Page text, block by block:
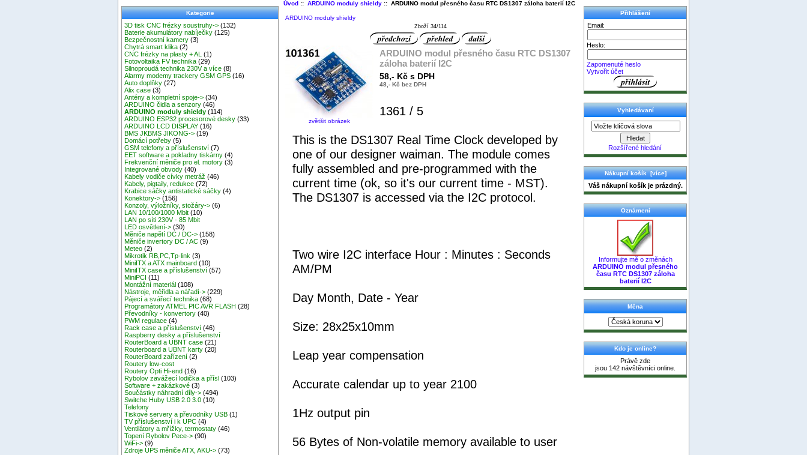
Kategorie
3D tisk CNC frézky soustruhy-> (132)
Baterie akumulátory nabíječky (125)
Bezpečnostní kamery (3)
Chytrá smart klika (2)
CNC frézky na plasty + AL
(1)
Fotovoltaika FV technika (29)
Silnoproudá technika 230V a více (8)
Alarmy modemy trackery GSM GPS (16)
Auto doplňky (27)
Alix case (3)
Antény a kompletní spoje-> (34)
ARDUINO čidla a senzory (46)
ARDUINO moduly shieldy (114)
ARDUINO ESP32 procesorové desky (33)
ARDUINO LCD DISPLAY (16)
BMS JKBMS JIKONG-> (19)
Domácí potřeby (5)
GSM telefony a příslušenství (7)
EET software a pokladny tiskárny (4)
Frekvenční měniče pro el. motory (3)
Integrované obvody (40)
Kabely vodiče cívky metráž (46)
Kabely, pigtaily, redukce (72)
Krabice sáčky antistatické sáčky (4)
Konektory-> (156)
Konzoly, výložníky, stožáry-> (6)
LAN 10/100/1000 Mbit (10)
LAN po síti 230V - 85 Mbit
LED osvětlení-> (30)
Měniče napětí DC / DC-> (158)
Měniče invertory DC / AC (9)
Meteo (2)
Mikrotik RB,PC,Tp-link (3)
MiniITX a ATX mainboard (10)
MiniITX case a příslušenství (57)
MiniPCI (11)
Montážní materiál (108)
Nástroje, měřidla a nářadí-> (229)
Pájecí a svářecí technika (68)
Programátory ATMEL PIC AVR FLASH (28)
Převodníky - konvertory (40)
PWM regulace (4)
Rack case a příslušenství (46)
Raspberry desky a příslušenství
RouterBoard a UBNT case (21)
Routerboard a UBNT karty (20)
RouterBoard zařízení (2)
Routery low-cost
Routery Opti Hi-end (16)
Rybolov zavážecí lodička a přísl (103)
Software + zakázkové (3)
Součástky náhradní díly-> (494)
Switche Huby USB 2.0 3.0 (10)
Telefony
Tiskové servery a převodníky USB (1)
TV příslušenství i k UPC (4)
Ventilátory a mřížky, termostaty (46)
Topení Rybolov Pece-> (90)
WiFi-> (9)
Zdroje UPS měniče ATX, AKU-> (73)
Úvod:: ARDUINO moduly shieldy:: ARDUINO modul přesného času RTC DS1307 záloha baterií I2C
ARDUINO moduly shieldy
Zboží 34/114
zvětšit obrázek
ARDUINO modul přesného času RTC DS1307
záloha baterií I2C
58,- Kč s DPH
48,- Kč bez DPH
1361 / 5
This is the DS1307 Real Time Clock developed by
one of our designer waiman. The module comes
fully assembled and pre-programmed with the
current time (ok, so it's our current time - MST).
The DS1307 is accessed via the I2C protocol.
Two wire I2C interface Hour : Minutes : Seconds
AM/PM
Day Month, Date - Year
Size: 28x25x10mm
Leap year compensation
Accurate calendar up to year 2100
1Hz output pin
56 Bytes of Non-volatile memory available to user
Přihlášení
Email:
Heslo:
Zapomenuté heslo
Vytvořit účet
Vyhledávaní
Rozšířené hledání
Nákupní košík [více]
Váš nákupní košík je prázdný.
Oznámení
Informujte mě o změnách
ARDUINO modul přesného
času RTC DS1307 záloha
baterií I2C
Měna
Kdo je online?
Právě zde
jsou 142 návštěvníci online.